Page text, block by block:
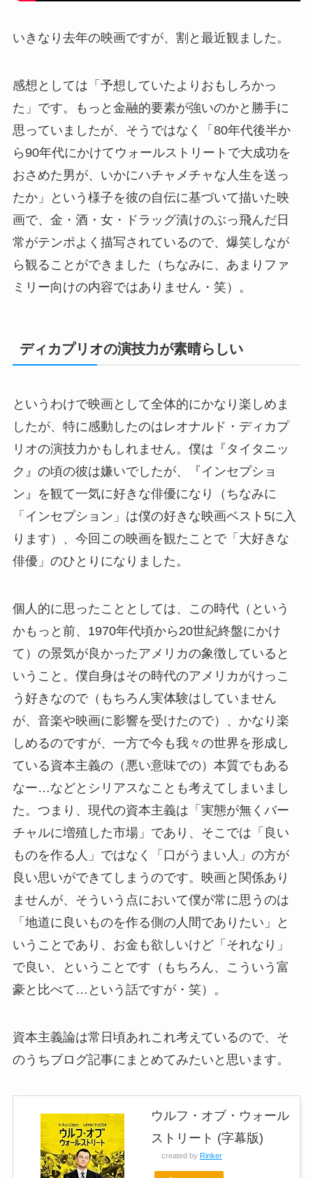
いきなり去年の映画ですが、割と最近観ました。
感想としては「予想していたよりおもしろかっ
た」です。もっと金融的要素が強いのかと勝手に
思っていましたが、そうではなく「80年代後半か
ら90年代にかけてウォールストリートで大成功を
おさめた男が、いかにハチャメチャな人生を送っ
たか」という様子を彼の自伝に基づいて描いた映
画で、金・酒・女・ドラッグ漬けのぶっ飛んだ日
常がテンポよく描写されているので、爆笑しなが
ら観ることができました（ちなみに、あまりファ
ミリー向けの内容ではありません・笑）。
ディカプリオの演技力が素晴らしい
というわけで映画として全体的にかなり楽しめま
したが、特に感動したのはレオナルド・ディカプ
リオの演技力かもしれません。僕は『タイタニッ
ク』の頃の彼は嫌いでしたが、『インセプショ
ン』を観て一気に好きな俳優になり（ちなみに
「インセプション」は僕の好きな映画ベスト5に入
ります）、今回この映画を観たことで「大好きな
俳優」のひとりになりました。
個人的に思ったこととしては、この時代（という
かもっと前、1970年代頃から20世紀終盤にかけ
て）の景気が良かったアメリカの象徴していると
いうこと。僕自身はその時代のアメリカがけっこ
う好きなので（もちろん実体験はしていません
が、音楽や映画に影響を受けたので）、かなり楽
しめるのですが、一方で今も我々の世界を形成し
ている資本主義の（悪い意味での）本質でもある
なー…などとシリアスなことも考えてしまいまし
た。つまり、現代の資本主義は「実態が無くバー
チャルに増殖した市場」であり、そこでは「良い
ものを作る人」ではなく「口がうまい人」の方が
良い思いができてしまうのです。映画と関係あり
ませんが、そういう点において僕が常に思うのは
「地道に良いものを作る側の人間でありたい」と
いうことであり、お金も欲しいけど「それなり」
で良い、ということです（もちろん、こういう富
豪と比べて…という話ですが・笑）。
資本主義論は常日頃あれこれ考えているので、そ
のうちブログ記事にまとめてみたいと思います。
ウルフ・オブ・ウォール
ストリート (字幕版)
created by Rinker